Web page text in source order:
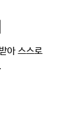
아 스스로